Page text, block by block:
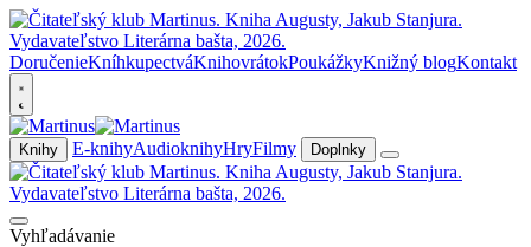
DoručenieKníhkupectváKnihovrátokPoukážkyKnižný blogKontakt
Knihy E-knihyAudioknihyHryFilmy Doplnky
Vyhľadávanie